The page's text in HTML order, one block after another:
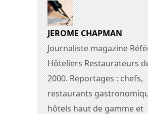
JEROME CHAPMAN
Journaliste magazine
Hôteliers Restaurateurs
2000. Reportages : chefs,
restaurants
hôtels haut de gamme et